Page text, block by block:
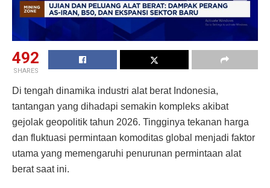
492
SHARES
Di tengah dinamika industri alat berat Indonesia,
tantangan yang dihadapi semakin kompleks akibat
gejolak geopolitik tahun 2026. Tingginya tekanan harga
dan fluktuasi permintaan komoditas global menjadi faktor
utama yang memengaruhi penurunan permintaan alat
berat saat ini.